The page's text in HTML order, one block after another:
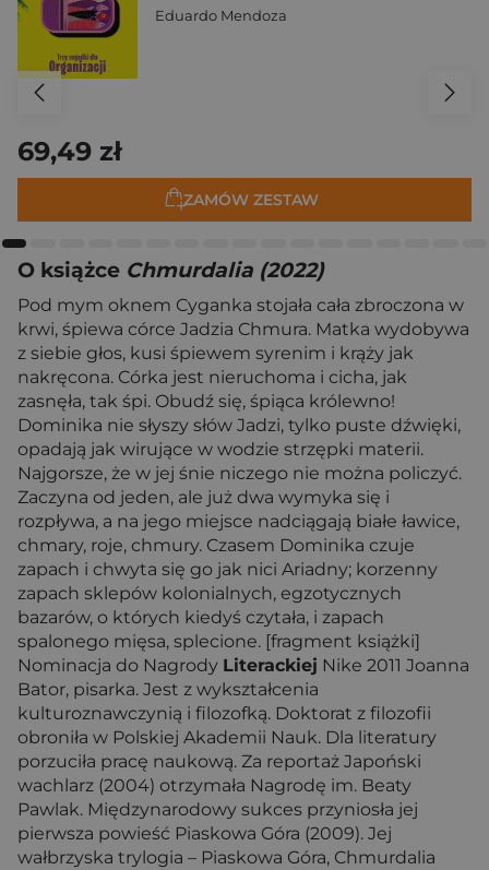
Eduardo Mendoza
69,49 zł
ZAMÓW ZESTAW
O książce Chmurdalia (2022)
Pod mym oknem Cyganka stojała cała zbroczona w
krwi, śpiewa córce Jadzia Chmura. Matka wydobywa
z siebie głos, kusi śpiewem syrenim i krąży jak
nakręcona. Córka jest nieruchoma i cicha, jak
zasnęła, tak śpi. Obudź się, śpiąca królewno!
Dominika nie słyszy słów Jadzi, tylko puste dźwięki,
opadają jak wirujące w wodzie strzępki materii.
Najgorsze, że w jej śnie niczego nie można policzyć.
Zaczyna od jeden, ale już dwa wymyka się i
rozpływa, a na jego miejsce nadciągają białe ławice,
chmary, roje, chmury. Czasem Dominika czuje
zapach i chwyta się go jak nici Ariadny; korzenny
zapach sklepów kolonialnych, egzotycznych
bazarów, o których kiedyś czytała, i zapach
spalonego mięsa, splecione. [fragment książki]
Nominacja do Nagrody Literackiej Nike 2011 Joanna
Bator, pisarka. Jest z wykształcenia
kulturoznawczynią i filozofką. Doktorat z filozofii
obroniła w Polskiej Akademii Nauk. Dla literatury
porzuciła pracę naukową. Za reportaż Japoński
wachlarz (2004) otrzymała Nagrodę im. Beaty
Pawlak. Międzynarodowy sukces przyniosła jej
pierwsza powieść Piaskowa Góra (2009). Jej
wałbrzyska trylogia – Piaskowa Góra, Chmurdalia